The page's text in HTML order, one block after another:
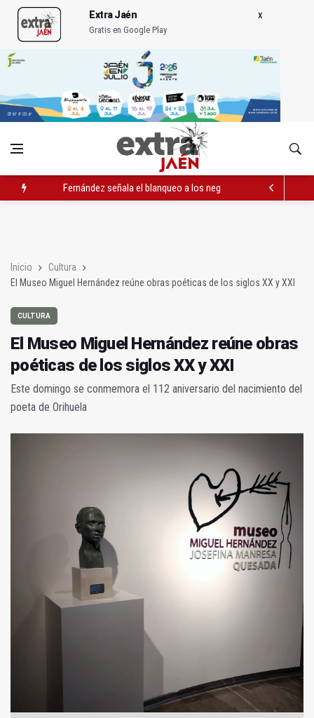
Extra Jaén
Gratis en Google Play
Fernández señala el blanqueo a los negacionistas de la
Inicio
Cultura
El Museo Miguel Hernández reúne obras poéticas de los siglos XX y XXI
CULTURA
El Museo Miguel Hernández reúne obras
poéticas de los siglos XX y XXI
Este domingo se conmemora el 112 aniversario del nacimiento del
poeta de Orihuela